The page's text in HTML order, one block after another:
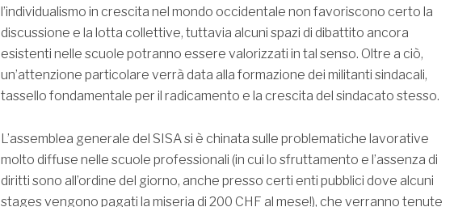
l’individualismo in crescita nel mondo occidentale non favoriscono certo la
discussione e la lotta collettive, tuttavia alcuni spazi di dibattito ancora
esistenti nelle scuole potranno essere valorizzati in tal senso. Oltre a ciò,
un’attenzione particolare verrà data alla formazione dei militanti sindacali,
tassello fondamentale per il radicamento e la crescita del sindacato stesso.
L’assemblea generale del SISA si è chinata sulle problematiche lavorative
molto diffuse nelle scuole professionali (in cui lo sfruttamento e l’assenza di
diritti sono all’ordine del giorno, anche presso certi enti pubblici dove alcuni
stages vengono pagati la miseria di 200 CHF al mese!), che verranno tenute